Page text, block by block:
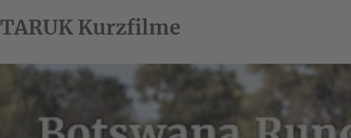
TARUK Kurzfilme